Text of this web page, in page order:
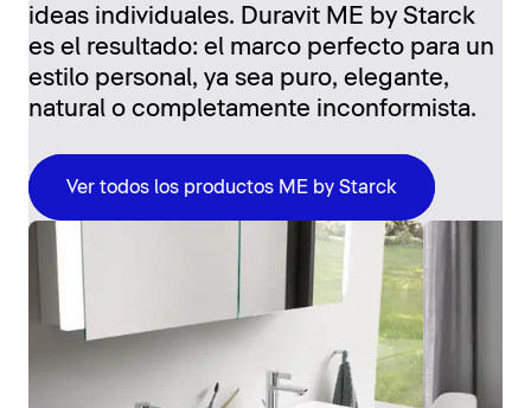
ideas individuales. Duravit ME by Starck
es el resultado: el marco perfecto para un
estilo personal, ya sea puro, elegante,
natural o completamente inconformista.
Ver todos los productos ME by Starck